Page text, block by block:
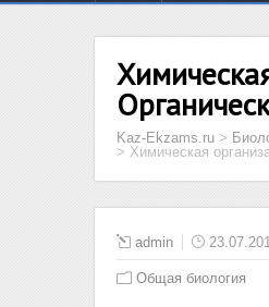
Kaz-Ekzams.ru >
> Химическая
admin
Общая биология